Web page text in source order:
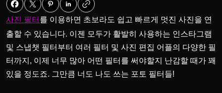
사진 필터 를 이용하면 초보라도 쉽고 빠르게 멋진 사진을 연
출할 수 있습니다. 이젠 모두가 활발히 사용하는 인스타그램
및 스냅챗 필터부터 여러 필터 및 사진 편집 어플의 다양한 필
터까지, 이제 너무 많아 어떤 필터를 써야할지 난감할 때가 꽤
있을 정도죠. 그만큼 너도 나도 쓰는 포토 필터들!